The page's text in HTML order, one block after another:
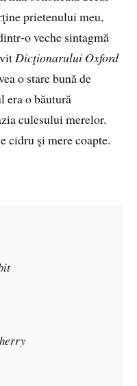
prietenului meu,
veche sintagmă
Dicţionarului Oxford
o stare bună de
era o băutură
culesului merelor.
cidru şi mere coapte.